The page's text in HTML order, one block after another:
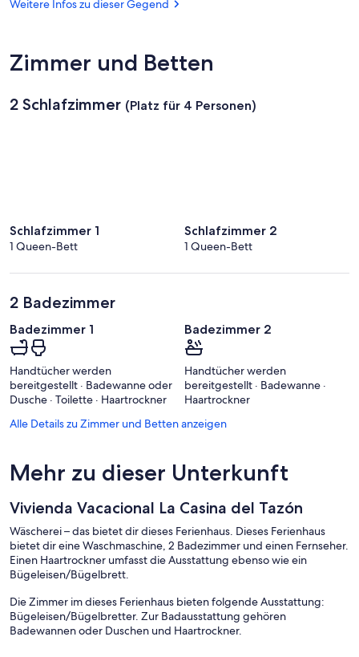
de
Weitere Infos zu dieser Gegend
Zimmer und Betten
2 Schlafzimmer (Platz für 4 Personen)
Schlafzimmer 1
1 Queen-Bett
Schlafzimmer 2
1 Queen-Bett
2 Badezimmer
Badezimmer 1
Handtücher werden
bereitgestellt · Badewanne oder
Dusche · Toilette · Haartrockner
Badezimmer 2
Handtücher werden
bereitgestellt · Badewanne ·
Haartrockner
Alle Details zu Zimmer und Betten anzeigen
Mehr zu dieser Unterkunft
Vivienda Vacacional La Casina del Tazón
Wäscherei – das bietet dir dieses Ferienhaus. Dieses Ferienhaus
bietet dir eine Waschmaschine, 2 Badezimmer und einen Fernseher.
Einen Haartrockner umfasst die Ausstattung ebenso wie ein
Bügeleisen/Bügelbrett.
Die Zimmer im dieses Ferienhaus bieten folgende Ausstattung:
Bügeleisen/Bügelbretter. Zur Badausstattung gehören
Badewannen oder Duschen und Haartrockner.